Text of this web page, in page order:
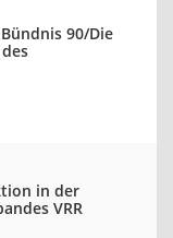
90/Die
in der
VRR